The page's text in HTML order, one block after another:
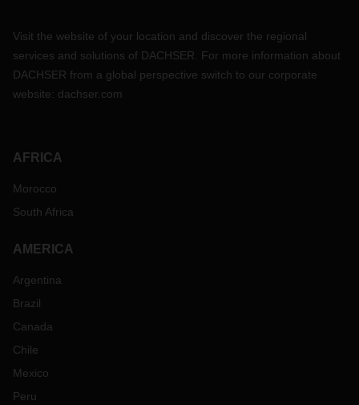
Visit the website of your location and discover the regional
services and solutions of DACHSER. For more information about
DACHSER from a global perspective switch to our corporate
website: dachser.com
AFRICA
Morocco
South Africa
AMERICA
Argentina
Brazil
Canada
Chile
Mexico
Peru